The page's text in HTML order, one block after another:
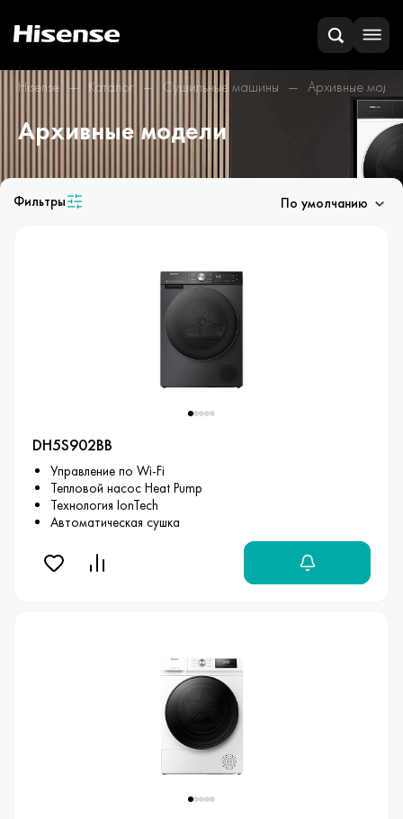
Hisense Каталог Сушильные машины Архивные
Архивные модели
Фильтры По умолчанию
DH5S902BB
Управление по Wi-Fi
Тепловой насос Heat Pump
Технология IonTech
Автоматическая сушка